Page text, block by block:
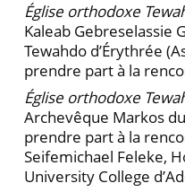
Église orthodoxe
Kaleab Gebreselassie
Tewahdo d’Érythrée
prendre part à la
Église orthodoxe
Archevêque Markos
prendre part à la
Seifemichael Feleke,
University College